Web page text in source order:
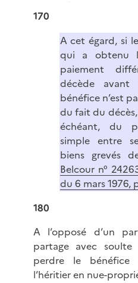
170
A cet égard, si
qui a obtenu
paiement
décède avant
bénéfice n’est
du fait du
échéant, du
simple entre
biens grevés
Belcour n°
du 6 mars 1976,
180
A l’opposé d’un
partage avec
perdre le
l’héritier en nue-